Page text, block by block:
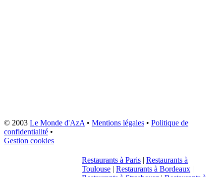
© 2003 Le Monde d'AzA• Mentions légales • Politique de
confidentialité •
Gestion cookies
Restaurants à Paris | Restaurants à
Toulouse | Restaurants à Bordeaux |